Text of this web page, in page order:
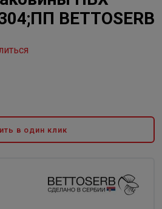
BETTOSERB
в один клик